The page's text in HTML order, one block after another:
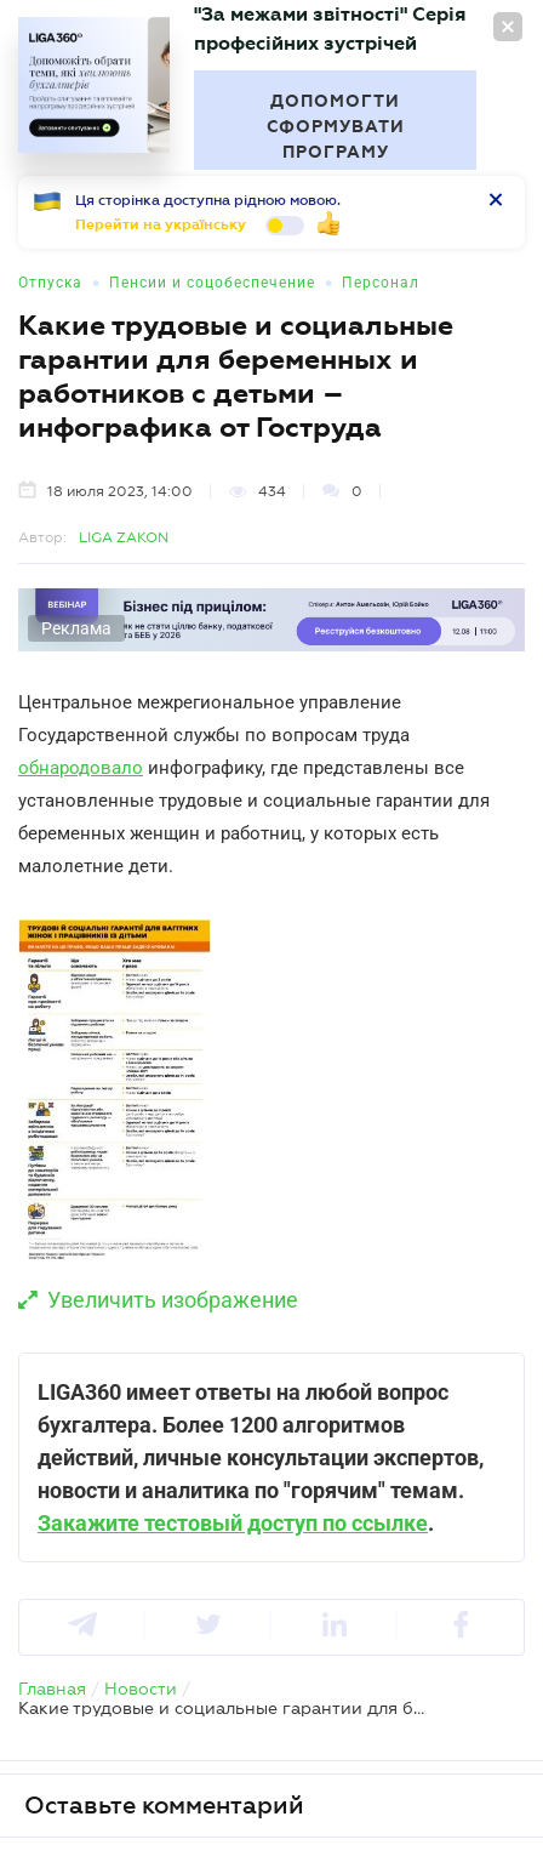
RU
БУХГАЛТЕР
"За межами звітності" Серія
професійних зустрічей
ДОПОМОГТИ
СФОРМУВАТИ
ПРОГРАМУ
Ця сторінка доступна рідною мовою.
Перейти на українську
Отпуска • Пенсии и соцобеспечение • Персонал
Какие трудовые и социальные
гарантии для беременных и
работников с детьми –
инфографика от Гоструда
18 июля 2023, 14:00 434 0
Автор: LIGA ZAKON
Реклама
Центральное межрегиональное управление
Государственной службы по вопросам труда
обнародовало инфографику, где представлены все
установленные трудовые и социальные гарантии для
беременных женщин и работниц, у которых есть
малолетние дети.
Увеличить изображение
LIGA360 имеет ответы на любой вопрос
бухгалтера. Более 1200 алгоритмов
действий, личные консультации экспертов,
новости и аналитика по "горячим" темам.
Закажите тестовый доступ по ссылке.
Главная / Новости /
Какие трудовые и социальные гарантии для беременных и работников с детьми – инфографика от Гоструда
Оставьте комментарий